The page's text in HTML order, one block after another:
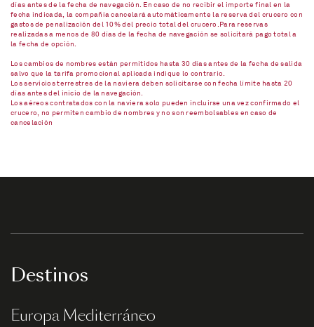
días antes de la fecha de navegación. En caso de no recibir el importe final en la
fecha indicada, la compañía cancelará automáticamente la reserva del crucero con
gastos de penalización del 10% del precio total del crucero.Para reservas
realizadas a menos de 80 días de la fecha de navegación se solicitará pago total a
la fecha de opción.
Los cambios de nombres están permitidos hasta 30 días antes de la fecha de salida
salvo que la tarifa promocional aplicada indique lo contrario.
Los servicios terrestres de la naviera deben solicitarse con fecha límite hasta 20
días antes del inicio de la navegación.
Los aéreos contratados con la naviera solo pueden incluirse una vez confirmado el
crucero, no permiten cambio de nombres y no son reembolsables en caso de
cancelación
Destinos
Europa Mediterráneo